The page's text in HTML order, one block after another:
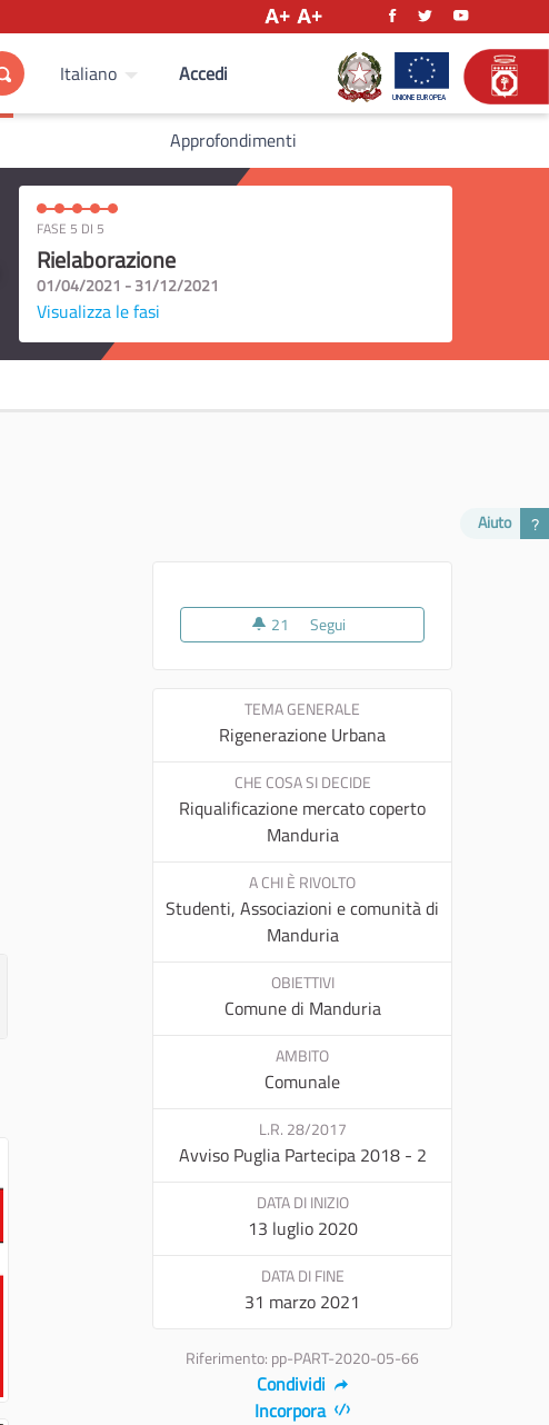
Italiano Accedi
Approfondimenti
FASE 5 DI 5
Rielaborazione
01/04/2021 - 31/12/2021
Visualizza le fasi
Aiuto
21 21 sostenitori
Segui
TEMA GENERALE
Rigenerazione Urbana
CHE COSA SI DECIDE
Riqualificazione mercato coperto
Manduria
A CHI È RIVOLTO
Studenti, Associazioni e comunità di
Manduria
OBIETTIVI
Comune di Manduria
AMBITO
Comunale
L.R. 28/2017
Avviso Puglia Partecipa 2018 - 2
DATA DI INIZIO
13 luglio 2020
DATA DI FINE
31 marzo 2021
Riferimento: pp-PART-2020-05-66
Condividi
Incorpora